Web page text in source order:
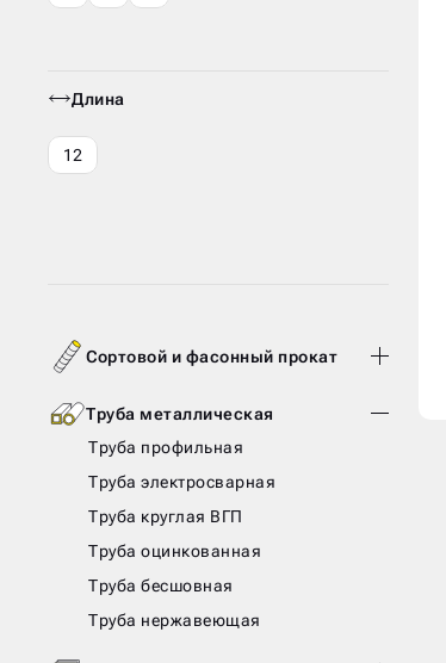
Длина
12
Сортовой и фасонный прокат
Труба металлическая
Труба профильная
Труба электросварная
Труба круглая ВГП
Труба оцинкованная
Труба бесшовная
Труба нержавеющая